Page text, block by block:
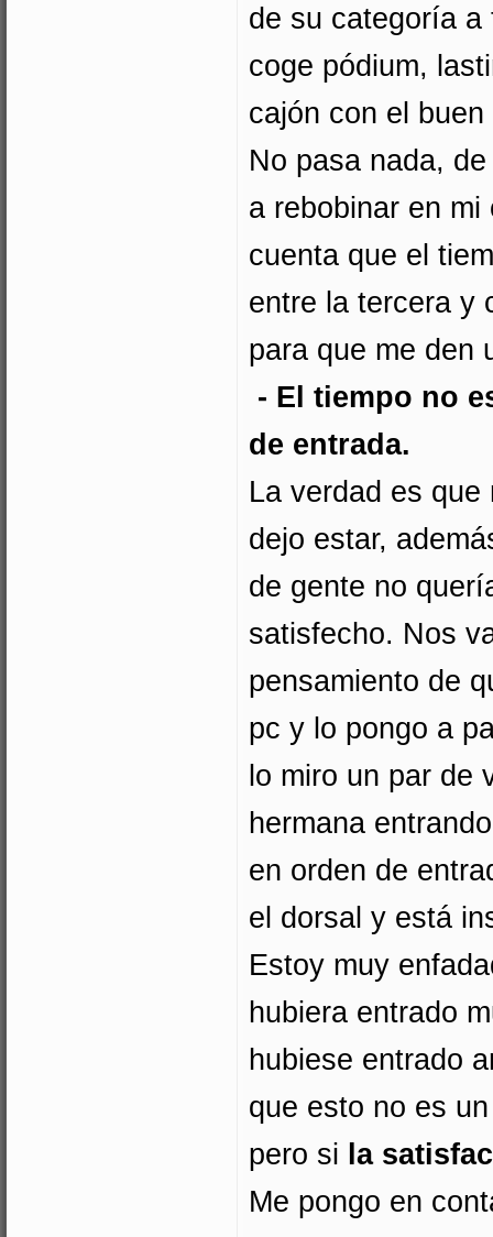
de su categoría
coge pódium,
cajón con el
No pasa nada,
a rebobinar en
cuenta que el
entre la tercera y
para que me den
- El tiempo no
de entrada.
La verdad es
dejo estar,
de gente no
satisfecho. Nos
pensamiento de
pc y lo pongo a
lo miro un par de
hermana
en orden de
el dorsal y está
Estoy muy
hubiera entrado
hubiese entrado
que esto no es
pero si la
Me pongo en